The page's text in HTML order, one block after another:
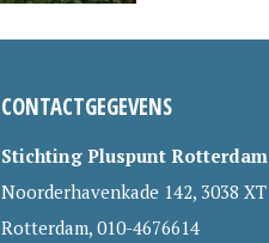
CONTACTGEGEVENS
Stichting Pluspunt Rotterdam
Noorderhavenkade 142, 3038 XT
Rotterdam, 010-4676614